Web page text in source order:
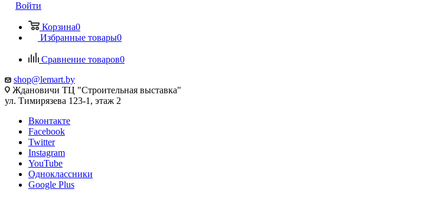
Войти
Корзина0
Избранные товары0
Сравнение товаров0
shop@lemart.by
Ждановичи ТЦ "Строительная выставка"
ул. Тимирязева 123-1, этаж 2
Вконтакте
Facebook
Twitter
Instagram
YouTube
Одноклассники
Google Plus